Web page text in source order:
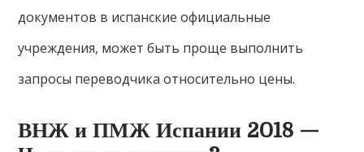
документов в испанские официальные
учреждения, может быть проще выполнить
запросы переводчика относительно цены.
ВНЖ и ПМЖ Испании 2018 —